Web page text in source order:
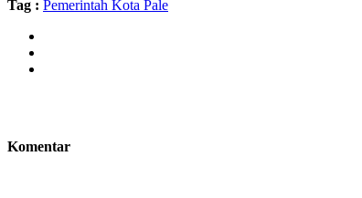
Tag : Pemerintah Kota Pale
Komentar